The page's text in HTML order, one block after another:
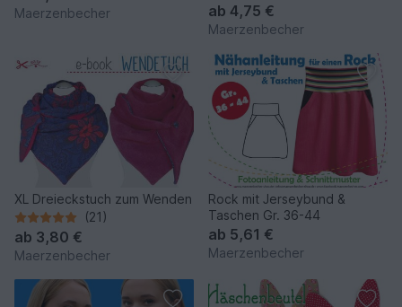
Maerzenbecher ab 4,75 €
Maerzenbecher
XL Dreieckstuch zum Wenden
(21)
ab 3,80 €
Maerzenbecher
Rock mit Jerseybund &
Taschen Gr. 36-44
ab 5,61 €
Maerzenbecher